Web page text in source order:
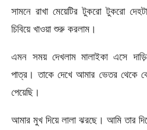
সামনে রাখা মেয়েটির টুকরো টুকরো
চিবিয়ে খাওয়া শুরু করলাম।
এমন সময় দেখলাম মালাইকা এসে
পাত্র। তাকে দেখে আমার ভেতর
পেয়েছি।
আমার মুখ দিয়ে লালা ঝরছে। আমি তার